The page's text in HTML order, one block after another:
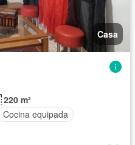
Casa
220 m²
Cocina equipada